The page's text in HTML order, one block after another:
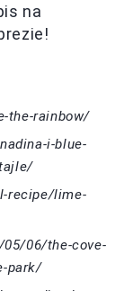
na
the-rainbow/
i-blue-
recipe/lime-
06/the-cove-
park/